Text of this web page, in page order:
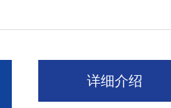
详细介绍